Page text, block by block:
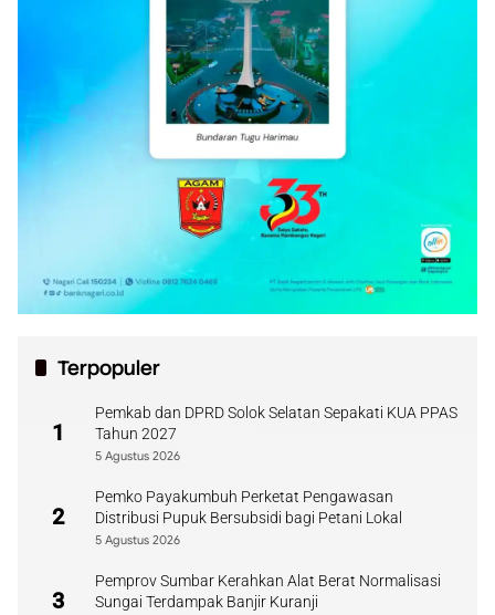
Terpopuler
1
Pemkab dan DPRD Solok Selatan Sepakati KUA PPAS
Tahun 2027
5 Agustus 2026
2
Pemko Payakumbuh Perketat Pengawasan
Distribusi Pupuk Bersubsidi bagi Petani Lokal
5 Agustus 2026
3
Pemprov Sumbar Kerahkan Alat Berat Normalisasi
Sungai Terdampak Banjir Kuranji